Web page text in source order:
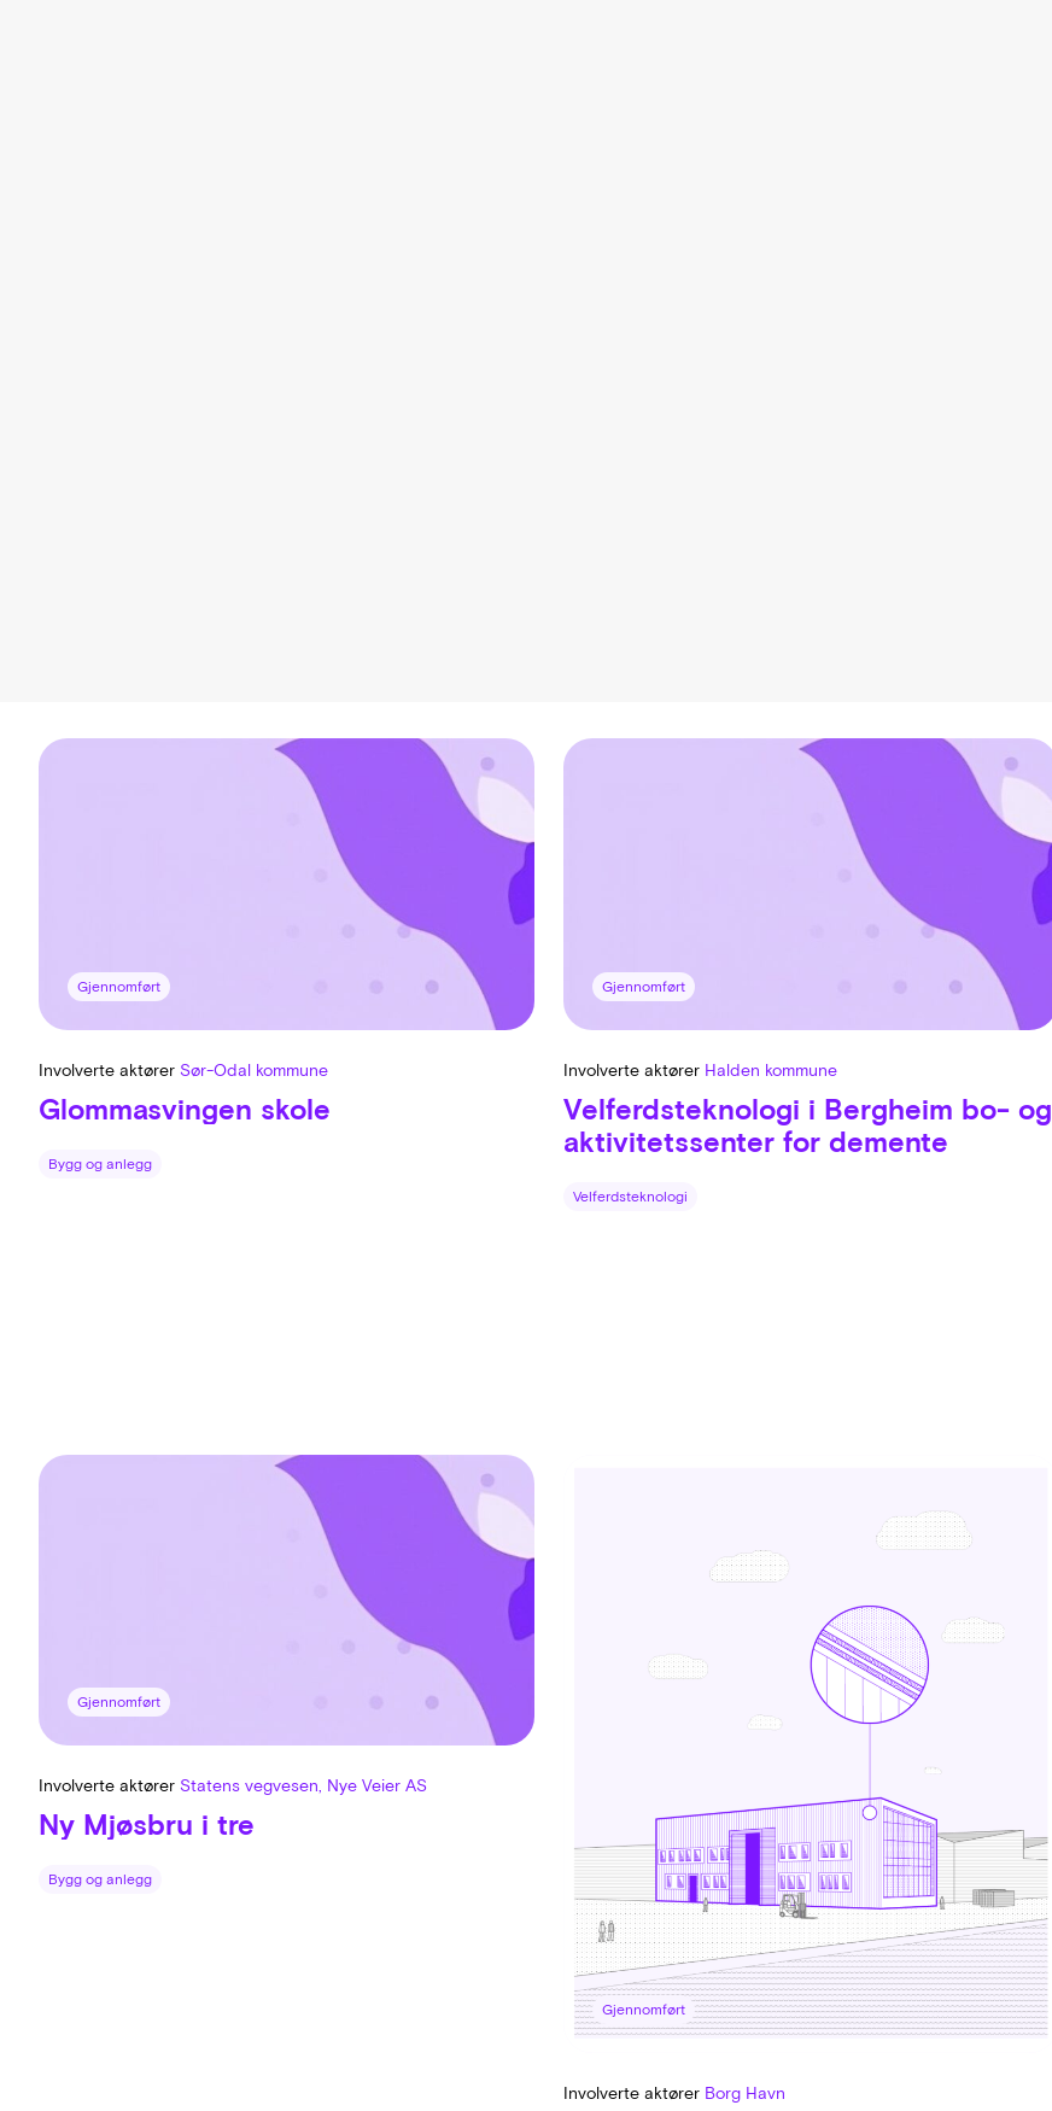
Gjennomført
Involverte aktører Sør-Odal kommune
Glommasvingen skole
Bygg og anlegg
Gjennomført
Involverte aktører Halden kommune
Velferdsteknologi i Bergheim bo- og
aktivitetssenter for demente
Velferdsteknologi
Gjennomført
Involverte aktører Statens vegvesen, Nye Veier AS
Ny Mjøsbru i tre
Bygg og anlegg
Gjennomført
Involverte aktører Borg Havn